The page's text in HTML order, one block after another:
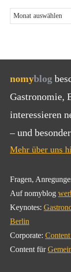
nomyblog
Gastronomie,
interessieren
– und
Mehr über uns
Fragen,
Auf nomyblog
Keynotes:
Berlin
Corporate:
Content für